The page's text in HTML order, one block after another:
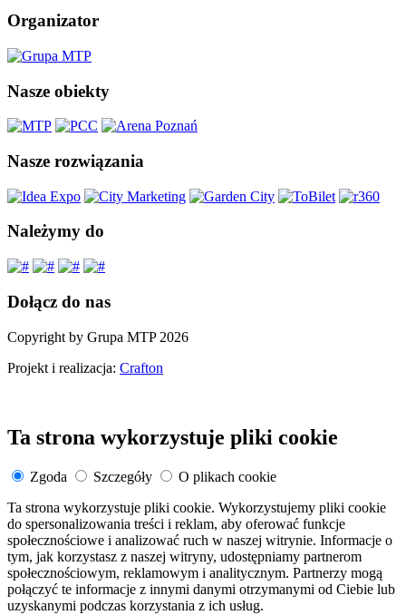
Organizator
Nasze obiekty
Nasze rozwiązania
Należymy do
Dołącz do nas
Copyright by Grupa MTP 2026
Projekt i realizacja: Crafton
Ta strona wykorzystuje pliki cookie
Zgoda Szczegóły
O plikach cookie
Ta strona wykorzystuje pliki cookie. Wykorzystujemy pliki cookie
do spersonalizowania treści i reklam, aby oferować funkcje
społecznościowe i analizować ruch w naszej witrynie. Informacje o
tym, jak korzystasz z naszej witryny, udostępniamy partnerom
społecznościowym, reklamowym i analitycznym. Partnerzy mogą
połączyć te informacje z innymi danymi otrzymanymi od Ciebie lub
uzyskanymi podczas korzystania z ich usług.